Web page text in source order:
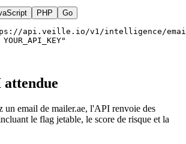
PHP Go
api.veille.io/v1/intelligence/
YOUR_API_KEY"
attendue
un email de mailer.ae, l'API renvoie des
le flag jetable, le score de risque et la